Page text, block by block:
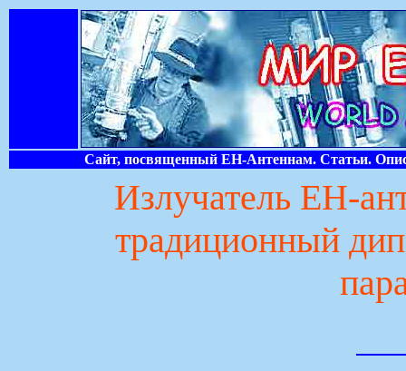
Сайт, посвященный ЕН-Антеннам. Статьи.
Излучатель ЕН-
традиционный